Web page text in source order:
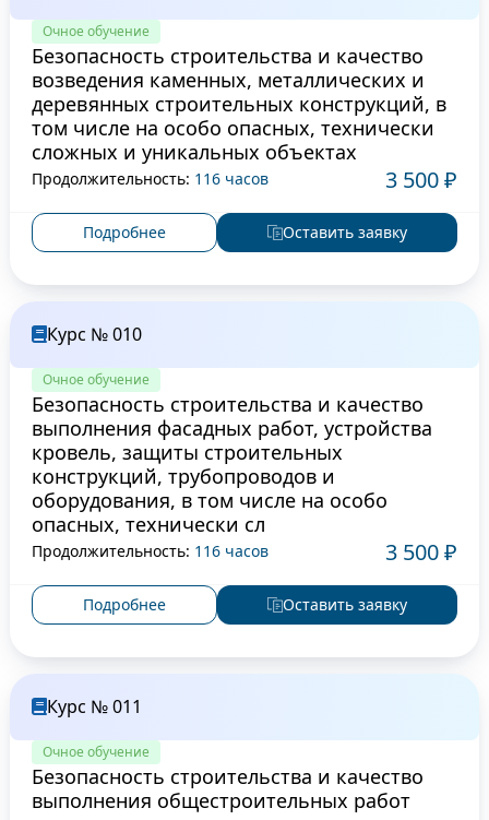
Очное обучение
Безопасность строительства и качество
возведения каменных, металлических и
деревянных строительных конструкций, в
том числе на особо опасных, технически
сложных и уникальных объектах
Продолжительность: 116 часов 3 500 ₽
Подробнее Оставить заявку
Курс № 010
Очное обучение
Безопасность строительства и качество
выполнения фасадных работ, устройства
кровель, защиты строительных
конструкций, трубопроводов и
оборудования, в том числе на особо
опасных, технически сл
Продолжительность: 116 часов 3 500 ₽
Подробнее Оставить заявку
Курс № 011
Очное обучение
Безопасность строительства и качество
выполнения общестроительных работ